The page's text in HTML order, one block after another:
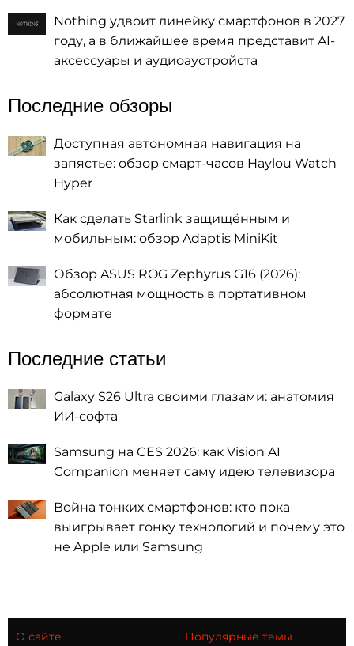
Nothing удвоит линейку смартфонов в 2027
году, а в ближайшее время представит AI-
аксессуары и аудиоаустройста
Последние обзоры
Доступная автономная навигация на
запястье: обзор смарт-часов Haylou Watch
Hyper
Как сделать Starlink защищённым и
мобильным: обзор Adaptis MiniKit
Обзор ASUS ROG Zephyrus G16 (2026):
абсолютная мощность в портативном
формате
Последние статьи
Galaxy S26 Ultra своими глазами: анатомия
ИИ-софта
Samsung на CES 2026: как Vision AI
Companion меняет саму идею телевизора
Война тонких смартфонов: кто пока
выигрывает гонку технологий и почему это
не Apple или Samsung
О сайте
Популярные темы